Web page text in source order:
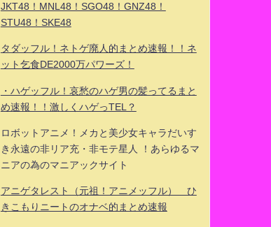
JKT48！MNL48！SGO48！GNZ48！
STU48！SKE48
タダッフル！ネトゲ廃人的まとめ速報！！ネ
ット乞食DE2000万パワーズ！
・ハゲッフル！哀愁のハゲ男の髪ってるまと
め速報！！激しくハゲっTEL？
ロボットアニメ！メカと美少女キャラだいす
き永遠の非リア充・非モテ星人 ！あらゆるマ
ニアの為のマニアックサイト
アニゲタレスト（元祖！アニメッフル） ひ
きこもりニートのオナベ的まとめ速報